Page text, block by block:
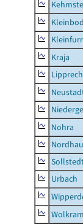
Kraja
Nohra
Urbach